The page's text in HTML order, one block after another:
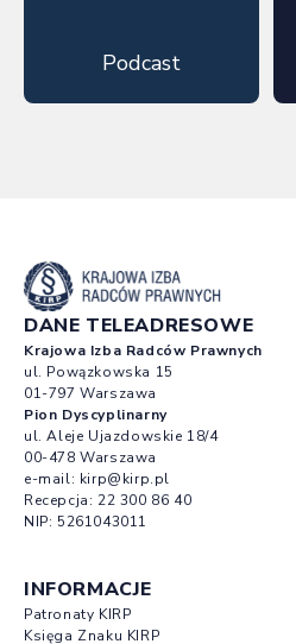
Podcast
DANE TELEADRESOWE
Krajowa Izba Radców Prawnych
ul. Powązkowska 15
01-797 Warszawa
Pion Dyscyplinarny
ul. Aleje Ujazdowskie 18/4
00-478 Warszawa
e-mail: kirp@kirp.pl
Recepcja: 22 300 86 40
NIP: 5261043011
INFORMACJE
Patronaty KIRP
Księga Znaku KIRP